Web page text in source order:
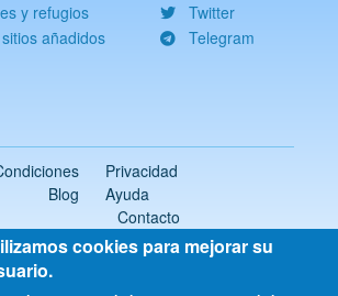
y refugios
añadidos
Twitter
Telegram
Privacidad
Blog
Ayuda
Contacto
2018-2026 ©mirador.cat
los derechos reservados
cookies para mejorar su